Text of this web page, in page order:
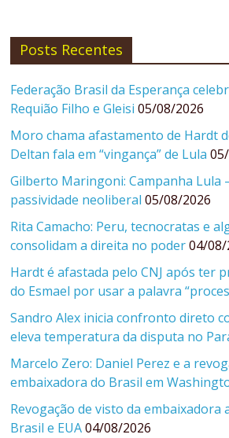
Posts Recentes
Federação Brasil da Esperança
Requião Filho e Gleisi 05/08/2026
Moro chama afastamento de Hardt
Deltan fala em “vingança” de Lula
Gilberto Maringoni: Campanha
passividade neoliberal 05/08/2026
Rita Camacho: Peru, tecnocratas e
consolidam a direita no poder 04/08/
Hardt é afastada pelo CNJ após ter
do Esmael por usar a palavra
Sandro Alex inicia confronto direto
eleva temperatura da disputa no
Marcelo Zero: Daniel Perez e a
embaixadora do Brasil em
Revogação de visto da embaixadora
Brasil e EUA 04/08/2026